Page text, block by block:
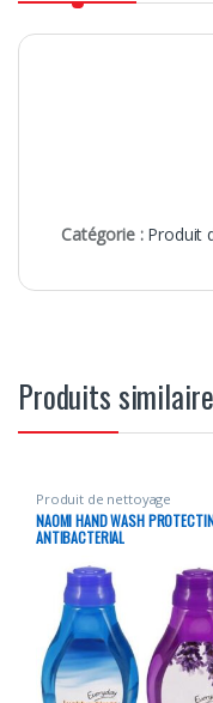
Catégorie : Produit
Produits
Produit de nettoyage
NAOMI HAND WASH
ANTIBACTERIAL